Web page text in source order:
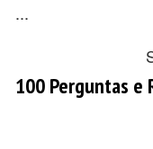
...
100 Perguntas e